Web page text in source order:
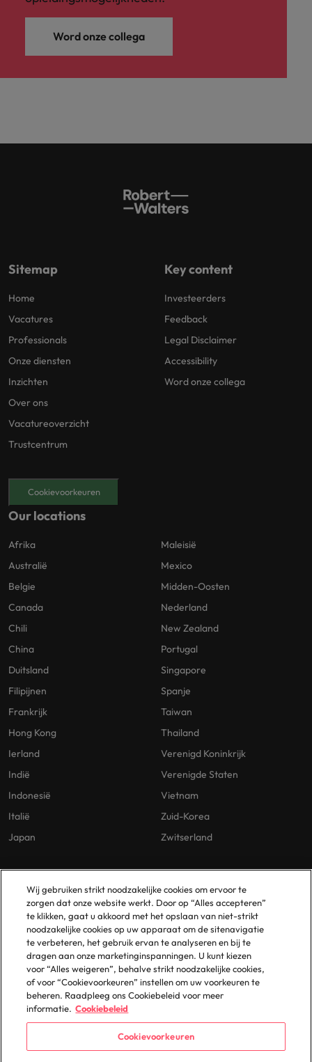
Word onze collega
Sitemap
Home
Vacatures
Professionals
Onze diensten
Inzichten
Over ons
Vacatureoverzicht
Trustcentrum
Key content
Investeerders
Feedback
Legal Disclaimer
Accessibility
Word onze collega
Cookievoorkeuren
Our locations
Afrika
Australië
Belgie
Canada
Chili
China
Duitsland
Filipijnen
Frankrijk
Hong Kong
Ierland
Indië
Indonesië
Italië
Japan
Maleisië
Mexico
Midden-Oosten
Nederland
New Zealand
Portugal
Singapore
Spanje
Taiwan
Thailand
Verenigd Koninkrijk
Verenigde Staten
Vietnam
Zuid-Korea
Zwitserland
Our Policies
Privacybeleid
Cookies Policy
Policy Library
Gelijke Behandeling
Vestigingen
Amsterdam
Eindhoven
Rotterdam
Wij gebruiken strikt noodzakelijke cookies om ervoor te
zorgen dat onze website werkt. Door op “Alles accepteren”
te klikken, gaat u akkoord met het opslaan van niet-strikt
noodzakelijke cookies op uw apparaat om de sitenavigatie
te verbeteren, het gebruik ervan te analyseren en bij te
dragen aan onze marketinginspanningen. U kunt kiezen
voor “Alles weigeren”, behalve strikt noodzakelijke cookies,
of voor “Cookievoorkeuren” instellen om uw voorkeuren te
beheren. Raadpleeg ons Cookiebeleid voor meer
informatie. Cookiebeleid
Cookievoorkeuren